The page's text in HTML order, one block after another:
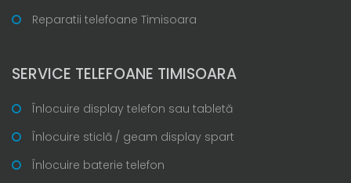
Reparatii telefoane Timisoara
SERVICE TELEFOANE TIMISOARA
Înlocuire display telefon sau tabletă
Înlocuire sticlă / geam display spart
Înlocuire baterie telefon